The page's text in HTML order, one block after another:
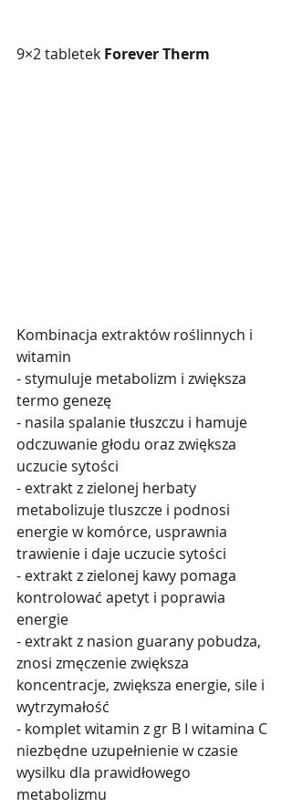
9×2 tabletek Forever Therm
Kombinacja extraktów roślinnych i
witamin
- stymuluje metabolizm i zwiększa
termo genezę
- nasila spalanie tłuszczu i hamuje
odczuwanie głodu oraz zwiększa
uczucie sytości
- extrakt z zielonej herbaty
metabolizuje tluszcze i podnosi
energie w komórce, usprawnia
trawienie i daje uczucie sytości
- extrakt z zielonej kawy pomaga
kontrolować apetyt i poprawia
energie
- extrakt z nasion guarany pobudza,
znosi zmęczenie zwiększa
koncentracje, zwiększa energie, sile i
wytrzymałość
- komplet witamin z gr B I witamina C
niezbędne uzupełnienie w czasie
wysilku dla prawidłowego
metabolizmu